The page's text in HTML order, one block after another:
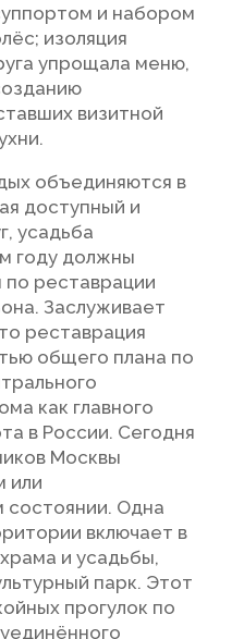
и набором
изоляция
упрощала меню,
визитной
объединяются в
доступный и
усадьба
году должны
реставрации
Заслуживает
реставрация
общего плана по
как главного
в России. Сегодня
Москвы
или
состоянии. Одна
включает в
и усадьбы,
парк. Этот
прогулок по